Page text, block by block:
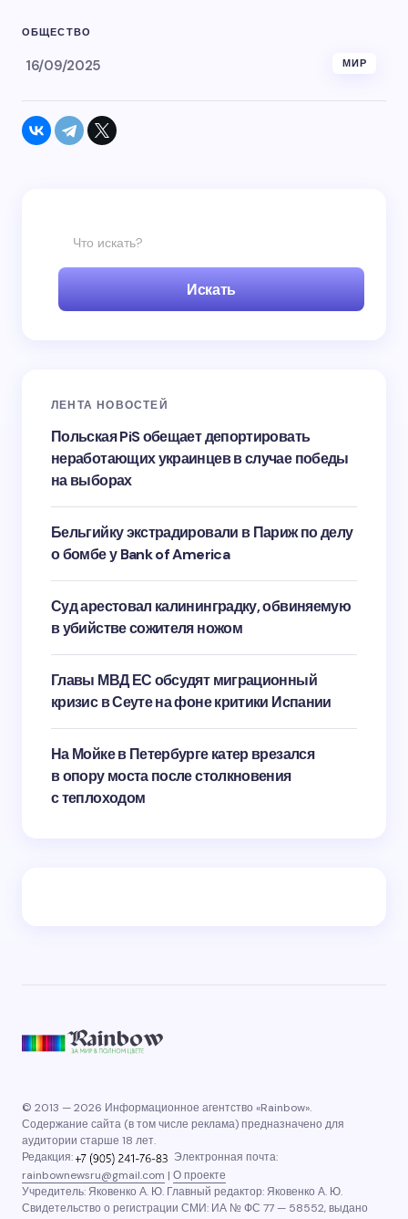
ОБЩЕСТВО
16/09/2025 МИР
Искать
ЛЕНТА НОВОСТЕЙ
Польская PiS обещает депортировать
неработающих украинцев в случае победы
на выборах
Бельгийку экстрадировали в Париж по делу
о бомбе у Bank of America
Суд арестовал калининградку, обвиняемую
в убийстве сожителя ножом
Главы МВД ЕС обсудят миграционный
кризис в Сеуте на фоне критики Испании
На Мойке в Петербурге катер врезался
в опору моста после столкновения
с теплоходом
© 2013 — 2026 Информационное агентство «Rainbow».
Содержание сайта (в том числе реклама) предназначено для
аудитории старше 18 лет.
Редакция:
Электронная почта:
rainbownewsru@gmail.com | О проекте
Учредитель: Яковенко А. Ю. Главный редактор: Яковенко А. Ю.
Свидетельство о регистрации СМИ: ИА № ФС 77 — 58552, выдано